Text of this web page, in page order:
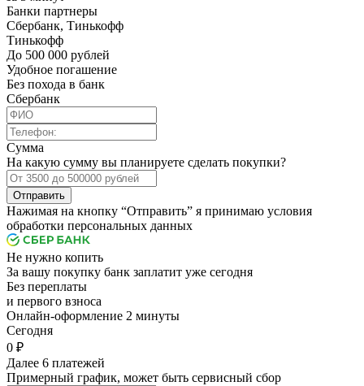
Банки партнеры
Сбербанк, Тинькофф
Тинькофф
До 500 000 рублей
Удобное погашение
Без похода в банк
Сбербанк
Сумма
На какую сумму вы планируете сделать покупки?
Отправить
Нажимая на кнопку “Отправить” я принимаю условия
обработки персональных данных
Не нужно копить
За вашу покупку банк заплатит уже сегодня
Без переплаты
и первого взноса
Онлайн-оформление 2 минуты
Cегодня
0 ₽
Далее 6 платежей
Примерный график, может быть сервисный сбор